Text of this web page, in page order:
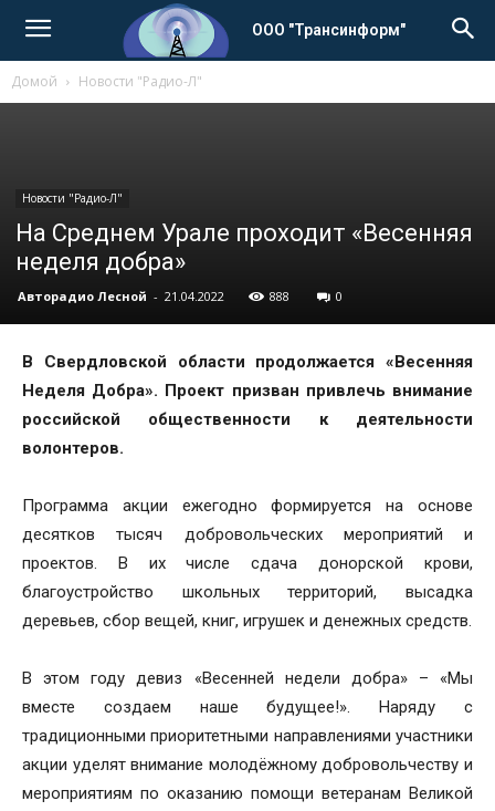
ООО "Трансинформ"
Домой Новости "Радио-Л"
Новости "Радио-Л"
На Среднем Урале проходит «Весенняя
неделя добра»
Авторадио Лесной - 21.04.2022 888 0
В Свердловской области продолжается «Весенняя
Неделя Добра». Проект призван привлечь внимание
российской общественности к деятельности
волонтеров.
Программа акции ежегодно формируется на основе
десятков тысяч добровольческих мероприятий и
проектов. В их числе сдача донорской крови,
благоустройство школьных территорий, высадка
деревьев, сбор вещей, книг, игрушек и денежных средств.
В этом году девиз «Весенней недели добра» – «Мы
вместе создаем наше будущее!». Наряду с
традиционными приоритетными направлениями участники
акции уделят внимание молодёжному добровольчеству и
мероприятиям по оказанию помощи ветеранам Великой